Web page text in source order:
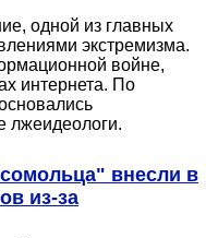
одной из главных
экстремизма.
войне,
интернета. По
лжеидеологи.
внесли в
из-за